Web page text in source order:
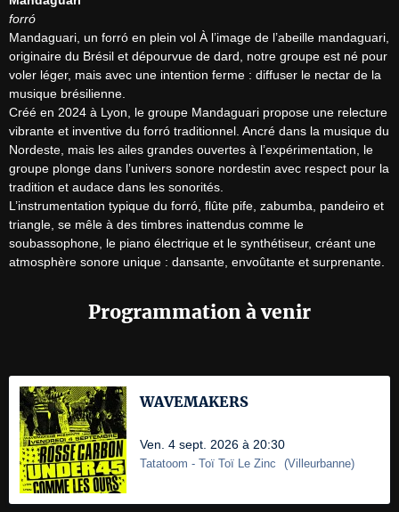
forró
Mandaguari, un forró en plein vol À l’image de l’abeille mandaguari,
originaire du Brésil et dépourvue de dard, notre groupe est né pour
voler léger, mais avec une intention ferme : diffuser le nectar de la
musique brésilienne.
Créé en 2024 à Lyon, le groupe Mandaguari propose une relecture
vibrante et inventive du forró traditionnel. Ancré dans la musique du
Nordeste, mais les ailes grandes ouvertes à l’expérimentation, le
groupe plonge dans l’univers sonore nordestin avec respect pour la
tradition et audace dans les sonorités.
L’instrumentation typique du forró, flûte pife, zabumba, pandeiro et
triangle, se mêle à des timbres inattendus comme le
soubassophone, le piano électrique et le synthétiseur, créant une
atmosphère sonore unique : dansante, envoûtante et surprenante.
Programmation à venir
WAVEMAKERS
Ven. 4 sept. 2026 à 20:30
Tatatoom - Toï Toï Le Zinc (Villeurbanne)